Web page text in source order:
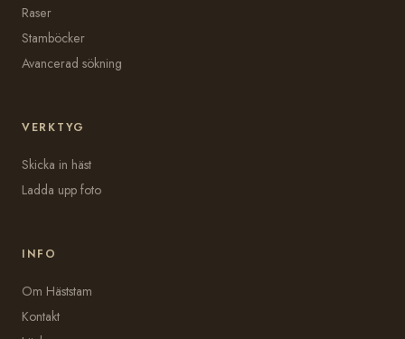
Raser
Stamböcker
Avancerad sökning
VERKTYG
Skicka in häst
Ladda upp foto
INFO
Om Häststam
Kontakt